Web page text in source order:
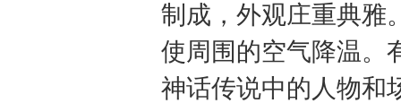
制成，外观庄重典雅
使周围的空气降温。
神话传说中的人物和